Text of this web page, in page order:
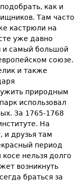
как и
Там часто
кастрюли на
уже давно
и самый большой
союзе.
и также
природным
использовал
За 1765-1768
На
и друзья там
период
нельзя долго
возникнуть
браться за